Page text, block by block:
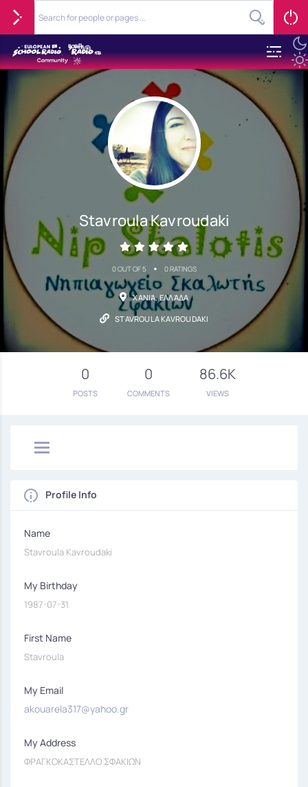
Stavroula Kavroudaki
0 OUT OF 5 • 0 RATINGS
ΧΑΝΙΆ, ΕΛΛΆΔΑ
STAVROULA KAVROUDAKI
0
POSTS
0
COMMENTS
86.6K
VIEWS
Profile Info
Name
Stavroula Kavroudaki
My Birthday
1987-07-31
First Name
Stavroula
My Email
akouarela317@yahoo.gr
My Address
ΦΡΑΓΚΟΚΑΣΤΕΛΛΟ ΣΦΑΚΙΩΝ